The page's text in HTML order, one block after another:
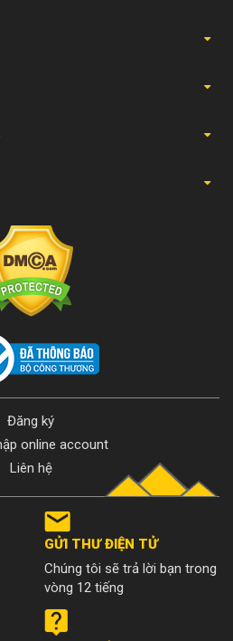
Đăng ký
online account
Liên hệ
GỬI THƯ ĐIỆN TỬ
Chúng tôi sẽ trả lời bạn trong
vòng 12 tiếng